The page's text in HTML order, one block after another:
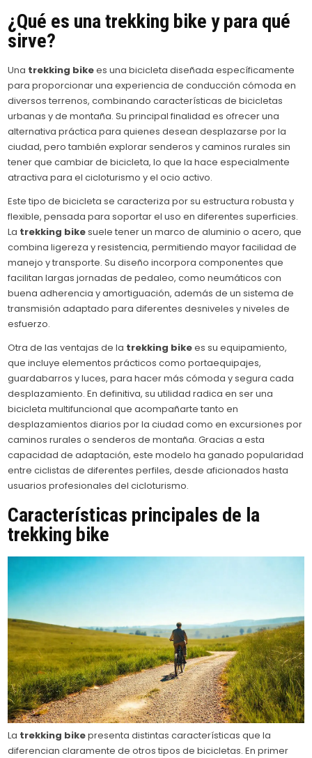
¿Qué es unatrekking bike y para qué
sirve?
Una trekking bikees una bicicleta diseñada específicamente
para proporcionar una experiencia de conducción cómoda en
diversos terrenos, combinando características de bicicletas
urbanas y de montaña. Su principal finalidad es ofrecer una
alternativa práctica para quienes desean desplazarse por la
ciudad, pero también explorar senderos y caminos rurales sin
tener que cambiar de bicicleta, lo que la hace especialmente
atractiva para el cicloturismo y el ocio activo.
Este tipo de bicicleta se caracteriza por su estructura robusta y
flexible, pensada para soportar el uso en diferentes superficies.
La trekking bikesuele tener un marco de aluminio o acero, que
combina ligereza y resistencia, permitiendo mayor facilidad de
manejo y transporte. Su diseño incorpora componentes que
facilitan largas jornadas de pedaleo, como neumáticos con
buena adherencia y amortiguación, además de un sistema de
transmisión adaptado para diferentes desniveles y niveles de
esfuerzo.
Otra de las ventajas de la trekking bikees su equipamiento,
que incluye elementos prácticos como portaequipajes,
guardabarros y luces, para hacer más cómoda y segura cada
desplazamiento. En definitiva, su utilidad radica en ser una
bicicleta multifuncional que acompañarte tanto en
desplazamientos diarios por la ciudad como en excursiones por
caminos rurales o senderos de montaña. Gracias a esta
capacidad de adaptación, este modelo ha ganado popularidad
entre ciclistas de diferentes perfiles, desde aficionados hasta
usuarios profesionales del cicloturismo.
Características principales de la
trekking bike
La trekking bikepresenta distintas características que la
diferencian claramente de otros tipos de bicicletas. En primer